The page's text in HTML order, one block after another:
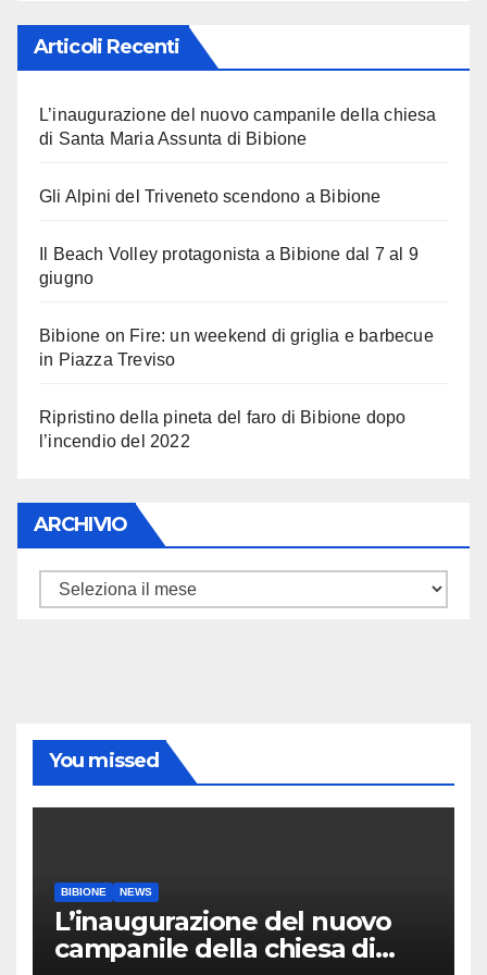
Articoli Recenti
L’inaugurazione del nuovo campanile della chiesa
di Santa Maria Assunta di Bibione
Gli Alpini del Triveneto scendono a Bibione
Il Beach Volley protagonista a Bibione dal 7 al 9
giugno
Bibione on Fire: un weekend di griglia e barbecue
in Piazza Treviso
Ripristino della pineta del faro di Bibione dopo
l’incendio del 2022
ARCHIVIO
ARCHIVIO
You missed
BIBIONE NEWS
L’inaugurazione del nuovo
campanile della chiesa di